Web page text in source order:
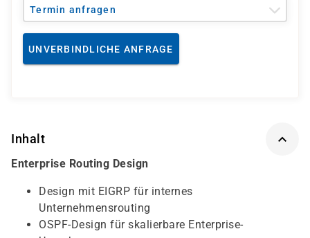
Termin anfragen
UNVERBINDLICHE ANFRAGE
Inhalt
Enterprise Routing Design
Design mit EIGRP für internes
Unternehmensrouting
OSPF-Design für skalierbare Enterprise-